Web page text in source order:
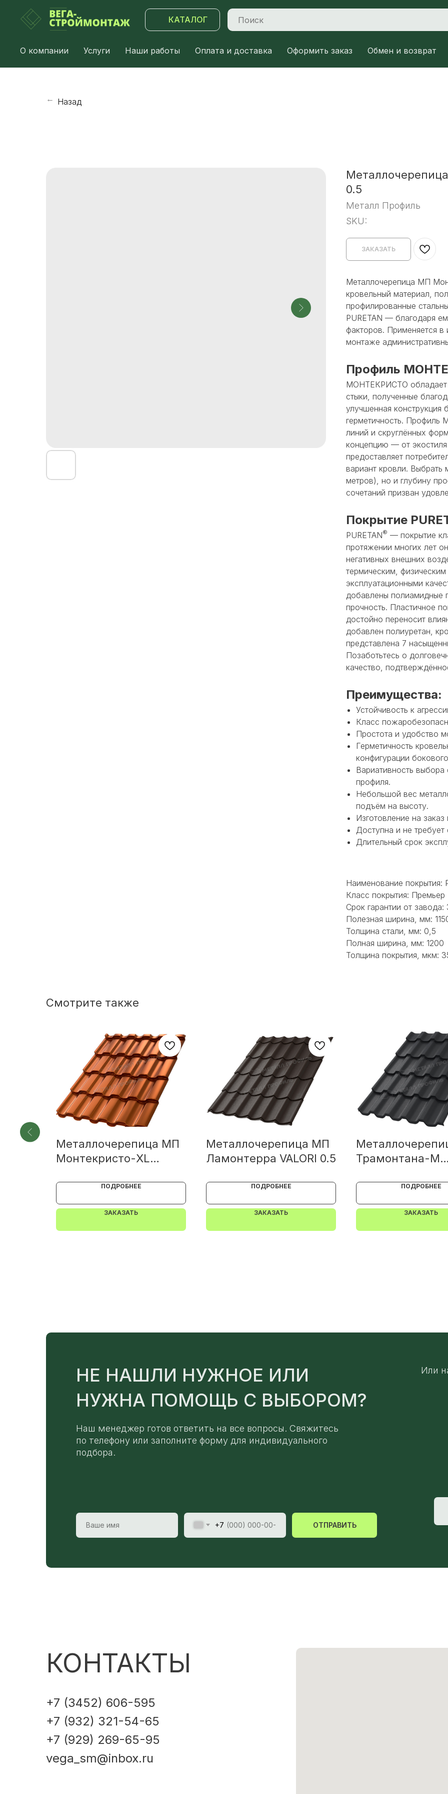
КАТАЛОГ
О компании Услуги Наши работы Оплата и доставка Оформить заказ Обмен и возврат
→ Назад
0.5
Металл Профиль
SKU:
ЗАКАЗАТЬ
Металлочерепица МП
кровельный материал,
профилированные
PURETAN — благодаря
факторов. Применяется
монтаже
Профиль
МОНТЕКРИСТО обладает
стыки, полученные
улучшенная конструкция
герметичность.
линий и скруглённых
концепцию — от
предоставляет
вариант кровли.
метров), но и глубину
сочетаний призван
Покрытие
PURETAN® — покрытие
протяжении многих лет
негативных внешних
термическим,
эксплуатационными
добавлены полиамидные
прочность. Пластичное
достойно переносит
добавлен полиуретан,
представлена 7
Позаботьтесь о
качество,
Преимущества:
Устойчивость к
Класс
Простота и удобство
Герметичность
конфигурации
Вариативность выбора
профиля.
Небольшой вес
подъём на высоту.
Изготовление на
Доступна и не
Длительный срок
Наименование покрытия:
Класс покрытия: Премьер
Срок гарантии от завода:
Полезная ширина, мм:
Толщина стали, мм: 0,5
Полная ширина, мм: 1200
Толщина покрытия, мкм:
Смотрите также
МП
Металлочерепица МП
Монтекристо-XL
Copper\Copper-0.5)
ПОДРОБНЕЕ
ЗАКАЗАТЬ
Металлочерепица МП
Ламонтерра VALORI 0.5
ПОДРОБНЕЕ
ЗАКАЗАТЬ
Трамонтана-M
ПОДРОБНЕЕ
ЗАКАЗАТЬ
НЕ НАШЛИ НУЖНОЕ ИЛИ
НУЖНА ПОМОЩЬ С ВЫБОРОМ?
Или
Наш менеджер готов ответить на все вопросы. Свяжитесь
по телефону или заполните форму для индивидуального
подбора.
+7 ОТПРАВИТЬ
КОНТАКТЫ
+7 (3452) 606-595
+7 (932) 321-54-65
+7 (929) 269-65-95
vega_sm@inbox.ru